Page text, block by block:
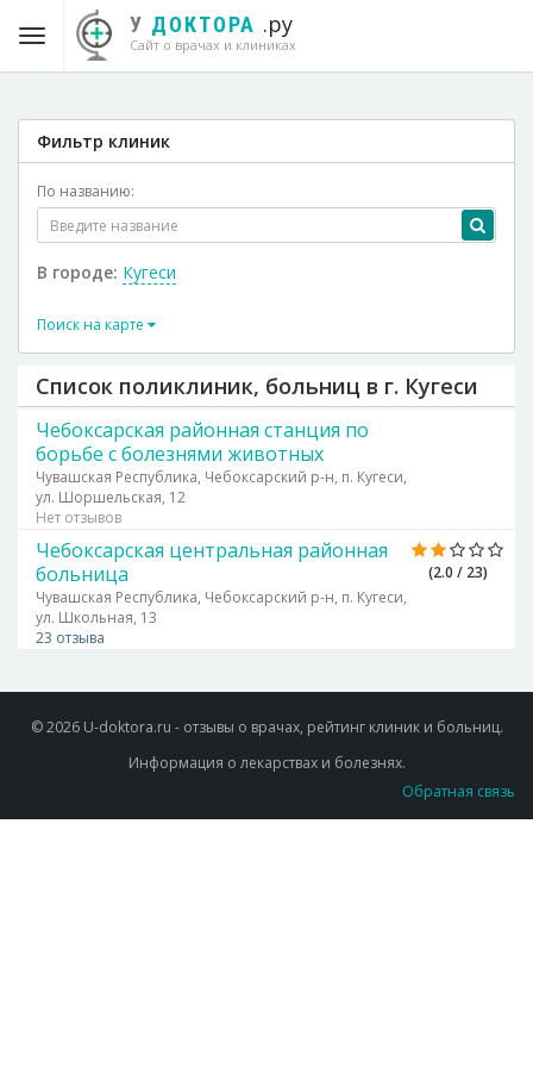
У ДОКТОРА .ру
Сайт о врачах и клиниках
Фильтр клиник
По названию:
В городе: Кугеси
Поиск на карте
Список поликлиник, больниц в г. Кугеси
Чебоксарская районная станция по
борьбе с болезнями животных
Чувашская Республика, Чебоксарский р-н, п. Кугеси,
ул. Шоршельская, 12
Нет отзывов
(2.0 / 23)
Чебоксарская центральная районная
больница
Чувашская Республика, Чебоксарский р-н, п. Кугеси,
ул. Школьная, 13
23 отзыва
© 2026 U-doktora.ru - отзывы о врачах, рейтинг клиник и больниц.
Информация о лекарствах и болезнях.
Обратная связь